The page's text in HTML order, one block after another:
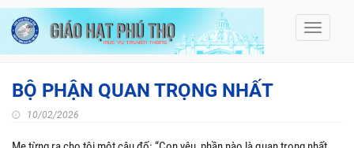
Toggle
BỘ PHẬN QUAN TRỌNG NHẤT
10/02/2026